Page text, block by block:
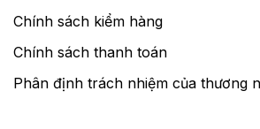
Chính sách kiểm hàng
Chính sách thanh toán
Phân định trách nhiệm của thương